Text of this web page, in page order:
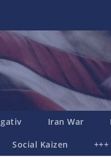
Iran War
Social Kaizen